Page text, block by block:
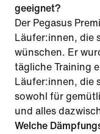
geeignet?
Der Pegasus
Läufer:innen, die
wünschen. Er
tägliche Training
Läufer:innen, die
sowohl für
und alles
Welche